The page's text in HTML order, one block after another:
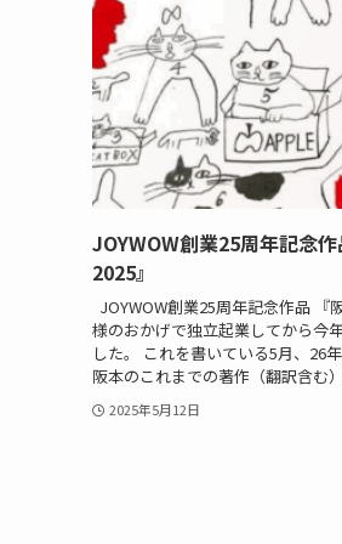
JOYWOW創業25周年記念
2025』
JOYWOW創業25周年記念作品
様のおかげで独立起業してから今
した。 これを書いている5月、26
阪本のこれまでの著作（翻訳含む
2025年5月12日